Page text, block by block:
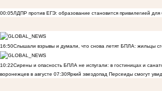
00:05ЛДПР против ЕГЭ: образование становится привилегией для
16:50Слышали взрывы и думали, что снова летят БПЛА: жильцы
10:22Сирены и опасность БПЛА не испугали: в гостиницах и
воронежцев в августе 07:30Яркий звездопад Персеиды смогут